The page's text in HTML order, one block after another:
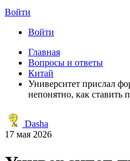
Войти
Войти
Главная
Вопросы и ответы
Китай
Университет прислал
непонятно, как ставить
Dasha
17 мая 2026